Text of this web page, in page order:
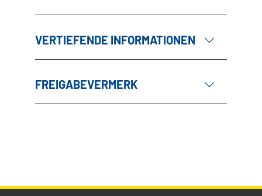
VERTIEFENDE INFORMATIONEN
FREIGABEVERMERK